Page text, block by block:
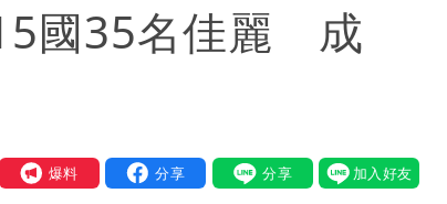
國35名佳麗 成
我要爆料